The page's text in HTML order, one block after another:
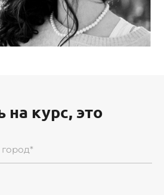
на курс, это